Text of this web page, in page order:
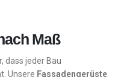
Maß
dass jeder Bau
Unsere Fassadengerüste